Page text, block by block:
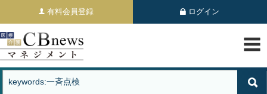
有料会員登録 ログイン